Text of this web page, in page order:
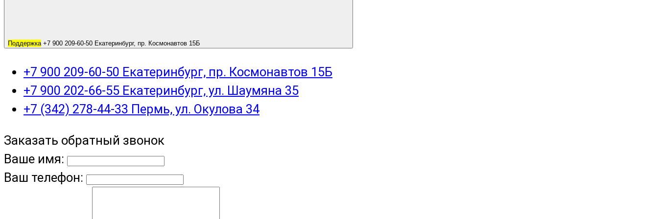
Поддержка +7 900 209-60-50 Екатеринбург, пр. Космонавтов 15Б
+7 900 209-60-50 Екатеринбург, пр. Космонавтов 15Б
+7 900 202-66-55 Екатеринбург, ул. Шаумяна 35
+7 (342) 278-44-33 Пермь, ул. Окулова 34
Заказать обратный звонок
Ваше имя:
Ваш телефон: